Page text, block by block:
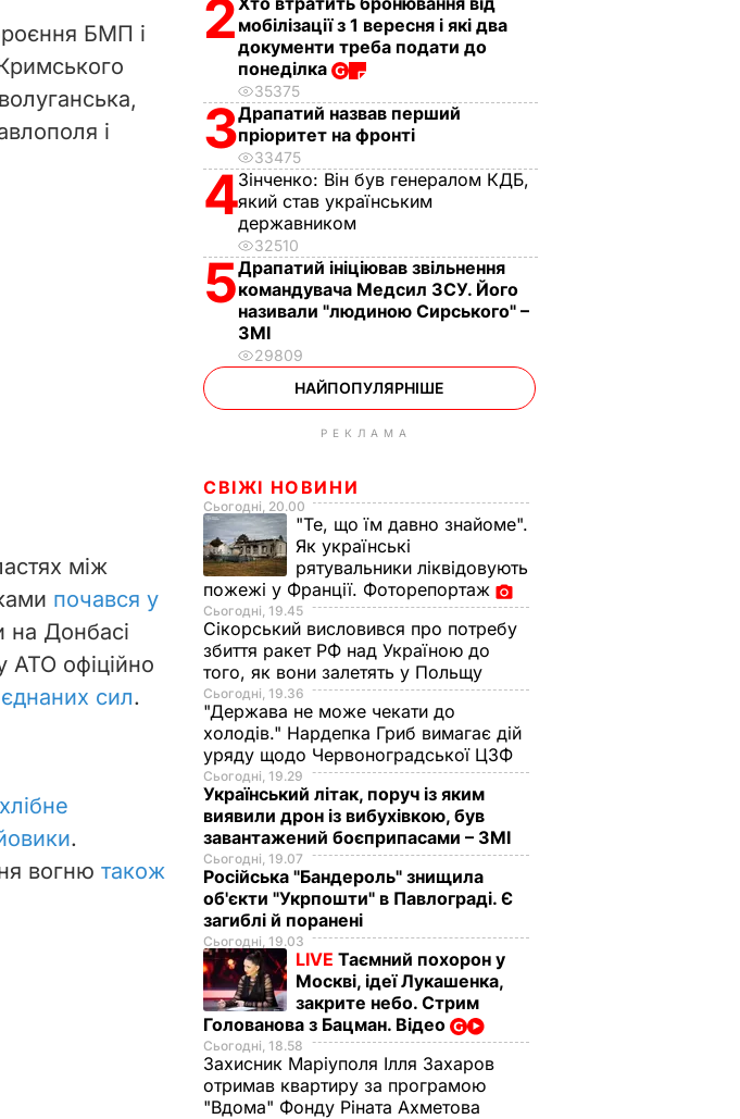
БМП і
і
між
почався у
на Донбасі
АТО офіційно
сил.
.
вогню також
2 мобілізації з 1 вересня і які два
документи треба подати до
понеділка
35375
3Драпатий назвав перший
пріоритет на фронті
33475
4Зінченко: Він був генералом КДБ,
який став українським
державником
32510
5Драпатий ініціював звільнення
командувача Медсил ЗСУ. Його
називали "людиною Сирського" –
ЗМІ
29809
НАЙПОПУЛЯРНІШЕ
РЕКЛАМА
СВІЖІ НОВИНИ
Сьогодні, 20.00
"Те, що їм давно знайоме".
Як українські
рятувальники ліквідовують
пожежі у Франції. Фоторепортаж
Сьогодні, 19.45
Сікорський висловився про потребу
збиття ракет РФ над Україною до
того, як вони залетять у Польщу
Сьогодні, 19.36
"Держава не може чекати до
холодів." Нардепка Гриб вимагає дій
уряду щодо Червоноградської ЦЗФ
Сьогодні, 19.29
Український літак, поруч із яким
виявили дрон із вибухівкою, був
завантажений боєприпасами – ЗМІ
Сьогодні, 19.07
Російська "Бандероль" знищила
об'єкти "Укрпошти" в Павлограді. Є
загиблі й поранені
Сьогодні, 19.03
LIVE Таємний похорон у
Москві, ідеї Лукашенка,
закрите небо. Стрим
Голованова з Бацман. Відео
Сьогодні, 18.58
Захисник Маріуполя Ілля Захаров
отримав квартиру за програмою
"Вдома" Фонду Ріната Ахметова